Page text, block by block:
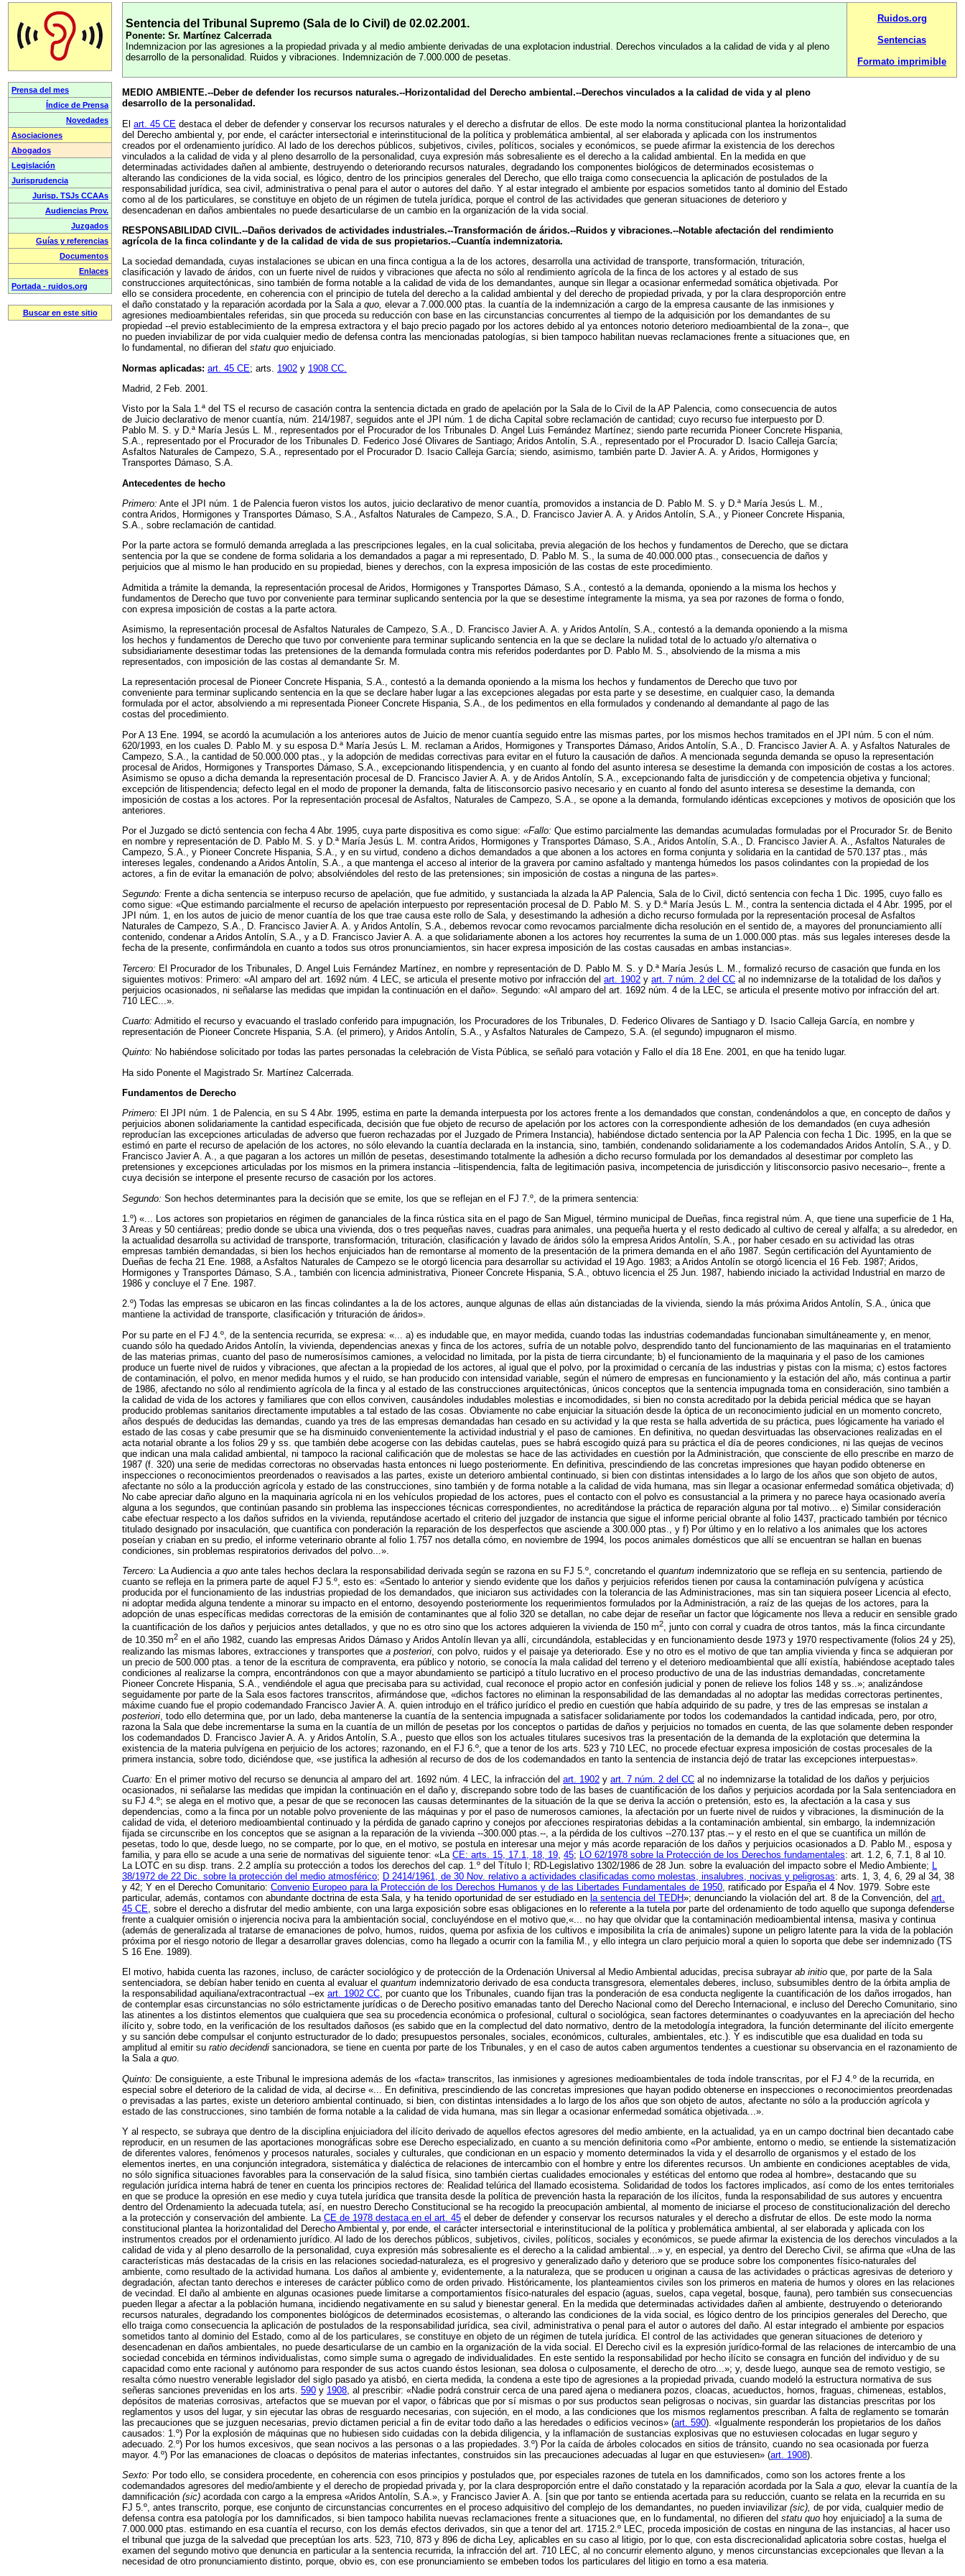
Sentencia del Tribunal Supremo (Sala de lo Civil) de 02.02.2001.
Ponente: Sr. Martínez Calcerrada
Indemnizacion por las agresiones a la propiedad privada y al medio ambiente derivadas de una explotacion industrial. Derechos vinculados a la calidad de vida y al pleno
desarrollo de la personalidad. Ruidos y vibraciones. Indemnización de 7.000.000 de pesetas.
Ruidos.org
Sentencias
Formato imprimible
MEDIO AMBIENTE.--Deber de defender los recursos naturales.--Horizontalidad del Derecho ambiental.--Derechos vinculados a la calidad de vida y al pleno
desarrollo de la personalidad.
El art. 45 CE destaca el deber de defender y conservar los recursos naturales y el derecho a disfrutar de ellos. De este modo la norma constitucional plantea la horizontalidad
del Derecho ambiental y, por ende, el carácter intersectorial e interinstitucional de la política y problemática ambiental, al ser elaborada y aplicada con los instrumentos
creados por el ordenamiento jurídico. Al lado de los derechos públicos, subjetivos, civiles, políticos, sociales y económicos, se puede afirmar la existencia de los derechos
vinculados a la calidad de vida y al pleno desarrollo de la personalidad, cuya expresión más sobresaliente es el derecho a la calidad ambiental. En la medida en que
determinadas actividades dañen al ambiente, destruyendo o deteriorando recursos naturales, degradando los componentes biológicos de determinados ecosistemas o
alterando las condiciones de la vida social, es lógico, dentro de los principios generales del Derecho, que ello traiga como consecuencia la aplicación de postulados de la
responsabilidad jurídica, sea civil, administrativa o penal para el autor o autores del daño. Y al estar integrado el ambiente por espacios sometidos tanto al dominio del Estado
como al de los particulares, se constituye en objeto de un régimen de tutela jurídica, porque el control de las actividades que generan situaciones de deterioro y
desencadenan en daños ambientales no puede desarticularse de un cambio en la organización de la vida social.
RESPONSABILIDAD CIVIL.--Daños derivados de actividades industriales.--Transformación de áridos.--Ruidos y vibraciones.--Notable afectación del rendimiento
agrícola de la finca colindante y de la calidad de vida de sus propietarios.--Cuantía indemnizatoria.
La sociedad demandada, cuyas instalaciones se ubican en una finca contigua a la de los actores, desarrolla una actividad de transporte, transformación, trituración,
clasificación y lavado de áridos, con un fuerte nivel de ruidos y vibraciones que afecta no sólo al rendimiento agrícola de la finca de los actores y al estado de sus
construcciones arquitectónicas, sino también de forma notable a la calidad de vida de los demandantes, aunque sin llegar a ocasionar enfermedad somática objetivada. Por
ello se considera procedente, en coherencia con el principio de tutela del derecho a la calidad ambiental y del derecho de propiedad privada, y por la clara desproporción entre
el daño constatado y la reparación acordada por la Sala a quo, elevar a 7.000.000 ptas. la cuantía de la indemnización a cargo de la empresa causante de las inmisiones y
agresiones medioambientales referidas, sin que proceda su reducción con base en las circunstancias concurrentes al tiempo de la adquisición por los demandantes de su
propiedad --el previo establecimiento de la empresa extractora y el bajo precio pagado por los actores debido al ya entonces notorio deterioro medioambiental de la zona--, que
no pueden inviabilizar de por vida cualquier medio de defensa contra las mencionadas patologías, si bien tampoco habilitan nuevas reclamaciones frente a situaciones que, en
lo fundamental, no difieran del statu quo enjuiciado.
Normas aplicadas: art. 45 CE; arts. 1902 y 1908 CC.
Madrid, 2 Feb. 2001.
Visto por la Sala 1.ª del TS el recurso de casación contra la sentencia dictada en grado de apelación por la Sala de lo Civil de la AP Palencia, como consecuencia de autos
de Juicio declarativo de menor cuantía, núm. 214/1987, seguidos ante el JPI núm. 1 de dicha Capital sobre reclamación de cantidad; cuyo recurso fue interpuesto por D.
Pablo M. S. y D.ª María Jesús L. M., representados por el Procurador de los Tribunales D. Angel Luis Fernández Martínez; siendo parte recurrida Pioneer Concrete Hispania,
S.A., representado por el Procurador de los Tribunales D. Federico José Olivares de Santiago; Aridos Antolín, S.A., representado por el Procurador D. Isacio Calleja García;
Asfaltos Naturales de Campezo, S.A., representado por el Procurador D. Isacio Calleja García; siendo, asimismo, también parte D. Javier A. A. y Aridos, Hormigones y
Transportes Dámaso, S.A.
Antecedentes de hecho
Primero: Ante el JPI núm. 1 de Palencia fueron vistos los autos, juicio declarativo de menor cuantía, promovidos a instancia de D. Pablo M. S. y D.ª María Jesús L. M.,
contra Aridos, Hormigones y Transportes Dámaso, S.A., Asfaltos Naturales de Campezo, S.A., D. Francisco Javier A. A. y Aridos Antolín, S.A., y Pioneer Concrete Hispania,
S.A., sobre reclamación de cantidad.
Por la parte actora se formuló demanda arreglada a las prescripciones legales, en la cual solicitaba, previa alegación de los hechos y fundamentos de Derecho, que se dictara
sentencia por la que se condene de forma solidaria a los demandados a pagar a mi representado, D. Pablo M. S., la suma de 40.000.000 ptas., consecuencia de daños y
perjuicios que al mismo le han producido en su propiedad, bienes y derechos, con la expresa imposición de las costas de este procedimiento.
Admitida a trámite la demanda, la representación procesal de Aridos, Hormigones y Transportes Dámaso, S.A., contestó a la demanda, oponiendo a la misma los hechos y
fundamentos de Derecho que tuvo por conveniente para terminar suplicando sentencia por la que se desestime íntegramente la misma, ya sea por razones de forma o fondo,
con expresa imposición de costas a la parte actora.
Asimismo, la representación procesal de Asfaltos Naturales de Campezo, S.A., D. Francisco Javier A. A. y Aridos Antolín, S.A., contestó a la demanda oponiendo a la misma
los hechos y fundamentos de Derecho que tuvo por conveniente para terminar suplicando sentencia en la que se declare la nulidad total de lo actuado y/o alternativa o
subsidiariamente desestimar todas las pretensiones de la demanda formulada contra mis referidos poderdantes por D. Pablo M. S., absolviendo de la misma a mis
representados, con imposición de las costas al demandante Sr. M.
La representación procesal de Pioneer Concrete Hispania, S.A., contestó a la demanda oponiendo a la misma los hechos y fundamentos de Derecho que tuvo por
conveniente para terminar suplicando sentencia en la que se declare haber lugar a las excepciones alegadas por esta parte y se desestime, en cualquier caso, la demanda
formulada por el actor, absolviendo a mi representada Pioneer Concrete Hispania, S.A., de los pedimentos en ella formulados y condenando al demandante al pago de las
costas del procedimiento.
Por A 13 Ene. 1994, se acordó la acumulación a los anteriores autos de Juicio de menor cuantía seguido entre las mismas partes, por los mismos hechos tramitados en el JPI núm. 5 con el núm.
620/1993, en los cuales D. Pablo M. y su esposa D.ª María Jesús L. M. reclaman a Aridos, Hormigones y Transportes Dámaso, Aridos Antolín, S.A., D. Francisco Javier A. A. y Asfaltos Naturales de
Campezo, S.A., la cantidad de 50.000.000 ptas., y la adopción de medidas correctivas para evitar en el futuro la causación de daños. A mencionada segunda demanda se opuso la representación
procesal de Aridos, Hormigones y Transportes Dámaso, S.A., excepcionando litispendencia, y en cuanto al fondo del asunto interesa se desestime la demanda con imposición de costas a los actores.
Asimismo se opuso a dicha demanda la representación procesal de D. Francisco Javier A. A. y de Aridos Antolín, S.A., excepcionando falta de jurisdicción y de competencia objetiva y funcional;
excepción de litispendencia; defecto legal en el modo de proponer la demanda, falta de litisconsorcio pasivo necesario y en cuanto al fondo del asunto interesa se desestime la demanda, con
imposición de costas a los actores. Por la representación procesal de Asfaltos, Naturales de Campezo, S.A., se opone a la demanda, formulando idénticas excepciones y motivos de oposición que los
anteriores.
Por el Juzgado se dictó sentencia con fecha 4 Abr. 1995, cuya parte dispositiva es como sigue: «Fallo: Que estimo parcialmente las demandas acumuladas formuladas por el Procurador Sr. de Benito
en nombre y representación de D. Pablo M. S. y D.ª María Jesús L. M. contra Aridos, Hormigones y Transportes Dámaso, S.A., Aridos Antolín, S.A., D. Francisco Javier A. A., Asfaltos Naturales de
Campezo, S.A., y Pioneer Concrete Hispania, S.A., y en su virtud, condeno a dichos demandados a que abonen a los actores en forma conjunta y solidaria en la cantidad de 570.137 ptas., más
intereses legales, condenando a Aridos Antolín, S.A., a que mantenga el acceso al interior de la gravera por camino asfaltado y mantenga húmedos los pasos colindantes con la propiedad de los
actores, a fin de evitar la emanación de polvo; absolviéndoles del resto de las pretensiones; sin imposición de costas a ninguna de las partes».
Segundo: Frente a dicha sentencia se interpuso recurso de apelación, que fue admitido, y sustanciada la alzada la AP Palencia, Sala de lo Civil, dictó sentencia con fecha 1 Dic. 1995, cuyo fallo es
como sigue: «Que estimando parcialmente el recurso de apelación interpuesto por representación procesal de D. Pablo M. S. y D.ª María Jesús L. M., contra la sentencia dictada el 4 Abr. 1995, por el
JPI núm. 1, en los autos de juicio de menor cuantía de los que trae causa este rollo de Sala, y desestimando la adhesión a dicho recurso formulada por la representación procesal de Asfaltos
Naturales de Campezo, S.A., D. Francisco Javier A. A. y Aridos Antolín, S.A., debemos revocar como revocamos parcialmente dicha resolución en el sentido de, a mayores del pronunciamiento allí
contenido, condenar a Aridos Antolín, S.A., y a D. Francisco Javier A. A. a que solidariamente abonen a los actores hoy recurrentes la suma de un 1.000.000 ptas. más sus legales intereses desde la
fecha de la presente, confirmándola en cuanto a todos sus otros pronunciamientos, sin hacer expresa imposición de las costas causadas en ambas instancias».
Tercero: El Procurador de los Tribunales, D. Angel Luis Fernández Martínez, en nombre y representación de D. Pablo M. S. y D.ª María Jesús L. M., formalizó recurso de casación que funda en los
siguientes motivos: Primero: «Al amparo del art. 1692 núm. 4 LEC, se articula el presente motivo por infracción del art. 1902 y art. 7 núm. 2 del CC al no indemnizarse de la totalidad de los daños y
perjuicios ocasionados, ni señalarse las medidas que impidan la continuación en el daño». Segundo: «Al amparo del art. 1692 núm. 4 de la LEC, se articula el presente motivo por infracción del art.
710 LEC...».
Cuarto: Admitido el recurso y evacuando el traslado conferido para impugnación, los Procuradores de los Tribunales, D. Federico Olivares de Santiago y D. Isacio Calleja García, en nombre y
representación de Pioneer Concrete Hispania, S.A. (el primero), y Aridos Antolín, S.A., y Asfaltos Naturales de Campezo, S.A. (el segundo) impugnaron el mismo.
Quinto: No habiéndose solicitado por todas las partes personadas la celebración de Vista Pública, se señaló para votación y Fallo el día 18 Ene. 2001, en que ha tenido lugar.
Ha sido Ponente el Magistrado Sr. Martínez Calcerrada.
Fundamentos de Derecho
Primero: El JPI núm. 1 de Palencia, en su S 4 Abr. 1995, estima en parte la demanda interpuesta por los actores frente a los demandados que constan, condenándolos a que, en concepto de daños y
perjuicios abonen solidariamente la cantidad especificada, decisión que fue objeto de recurso de apelación por los actores con la correspondiente adhesión de los demandados (en cuya adhesión
reproducían las excepciones articuladas de adverso que fueron rechazadas por el Juzgado de Primera Instancia), habiéndose dictado sentencia por la AP Palencia con fecha 1 Dic. 1995, en la que se
estimó en parte el recurso de apelación de los actores, no sólo elevando la cuantía declarada en la instancia, sino, también, condenando solidariamente a los codemandados Aridos Antolín, S.A., y D.
Francisco Javier A. A., a que pagaran a los actores un millón de pesetas, desestimando totalmente la adhesión a dicho recurso formulada por los demandados al desestimar por completo las
pretensiones y excepciones articuladas por los mismos en la primera instancia --litispendencia, falta de legitimación pasiva, incompetencia de jurisdicción y litisconsorcio pasivo necesario--, frente a
cuya decisión se interpone el presente recurso de casación por los actores.
Segundo: Son hechos determinantes para la decisión que se emite, los que se reflejan en el FJ 7.º, de la primera sentencia:
1.º) «... Los actores son propietarios en régimen de gananciales de la finca rústica sita en el pago de San Miguel, término municipal de Dueñas, finca registral núm. A, que tiene una superficie de 1 Ha,
3 Areas y 50 centiáreas; predio donde se ubica una vivienda, dos o tres pequeñas naves, cuadras para animales, una pequeña huerta y el resto dedicado al cultivo de cereal y alfalfa; a su alrededor, en
la actualidad desarrolla su actividad de transporte, transformación, trituración, clasificación y lavado de áridos sólo la empresa Aridos Antolín, S.A., por haber cesado en su actividad las otras
empresas también demandadas, si bien los hechos enjuiciados han de remontarse al momento de la presentación de la primera demanda en el año 1987. Según certificación del Ayuntamiento de
Dueñas de fecha 21 Ene. 1988, a Asfaltos Naturales de Campezo se le otorgó licencia para desarrollar su actividad el 19 Ago. 1983; a Aridos Antolín se otorgó licencia el 16 Feb. 1987; Aridos,
Hormigones y Transportes Dámaso, S.A., también con licencia administrativa, Pioneer Concrete Hispania, S.A., obtuvo licencia el 25 Jun. 1987, habiendo iniciado la actividad Industrial en marzo de
1986 y concluye el 7 Ene. 1987.
2.º) Todas las empresas se ubicaron en las fincas colindantes a la de los actores, aunque algunas de ellas aún distanciadas de la vivienda, siendo la más próxima Aridos Antolín, S.A., única que
mantiene la actividad de transporte, clasificación y trituración de áridos».
Por su parte en el FJ 4.º, de la sentencia recurrida, se expresa: «... a) es indudable que, en mayor medida, cuando todas las industrias codemandadas funcionaban simultáneamente y, en menor,
cuando sólo ha quedado Aridos Antolín, la vivienda, dependencias anexas y finca de los actores, sufría de un notable polvo, desprendido tanto del funcionamiento de las maquinarias en el tratamiento
de las materias primas, cuanto del paso de numerosísimos camiones, a velocidad no limitada, por la pista de tierra circundante; b) el funcionamiento de la maquinaria y el paso de los camiones
produce un fuerte nivel de ruidos y vibraciones, que afectan a la propiedad de los actores, al igual que el polvo, por la proximidad o cercanía de las industrias y pistas con la misma; c) estos factores
de contaminación, el polvo, en menor medida humos y el ruido, se han producido con intensidad variable, según el número de empresas en funcionamiento y la estación del año, más continua a partir
de 1986, afectando no sólo al rendimiento agrícola de la finca y al estado de las construcciones arquitectónicas, únicos conceptos que la sentencia impugnada toma en consideración, sino también a
la calidad de vida de los actores y familiares que con ellos conviven, causándoles indudables molestias e incomodidades, si bien no consta acreditado por la debida pericial médica que se hayan
producido problemas sanitarios directamente imputables a tal estado de las cosas. Obviamente no cabe enjuiciar la situación desde la óptica de un reconocimiento judicial en un momento concreto,
años después de deducidas las demandas, cuando ya tres de las empresas demandadas han cesado en su actividad y la que resta se halla advertida de su práctica, pues lógicamente ha variado el
estado de las cosas y cabe presumir que se ha disminuido convenientemente la actividad industrial y el paso de camiones. En definitiva, no quedan desvirtuadas las observaciones realizadas en el
acta notarial obrante a los folios 29 y ss. que también debe acogerse con las debidas cautelas, pues se habrá escogido quizá para su práctica el día de peores condiciones, ni las quejas de vecinos
que indican una mala calidad ambiental, ni tampoco la racional calificación que de molestas se hace de las actividades en cuestión por la Administración, que consciente de ello prescribe en marzo de
1987 (f. 320) una serie de medidas correctoras no observadas hasta entonces ni luego posteriormente. En definitiva, prescindiendo de las concretas impresiones que hayan podido obtenerse en
inspecciones o reconocimientos preordenados o reavisados a las partes, existe un deterioro ambiental continuado, si bien con distintas intensidades a lo largo de los años que son objeto de autos,
afectante no sólo a la producción agrícola y estado de las construcciones, sino también y de forma notable a la calidad de vida humana, mas sin llegar a ocasionar enfermedad somática objetivada; d)
No cabe apreciar daño alguno en la maquinaria agrícola ni en los vehículos propiedad de los actores, pues el contacto con el polvo es consustancial a la primera y no parece haya ocasionado avería
alguna a los segundos, que continúan pasando sin problema las inspecciones técnicas correspondientes, no acreditándose la práctica de reparación alguna por tal motivo... e) Similar consideración
cabe efectuar respecto a los daños sufridos en la vivienda, reputándose acertado el criterio del juzgador de instancia que sigue el informe pericial obrante al folio 1437, practicado también por técnico
titulado designado por insaculación, que cuantifica con ponderación la reparación de los desperfectos que asciende a 300.000 ptas., y f) Por último y en lo relativo a los animales que los actores
poseían y criaban en su predio, el informe veterinario obrante al folio 1.757 nos detalla cómo, en noviembre de 1994, los pocos animales domésticos que allí se encuentran se hallan en buenas
condiciones, sin problemas respiratorios derivados del polvo...».
Tercero: La Audiencia a quo ante tales hechos declara la responsabilidad derivada según se razona en su FJ 5.º, concretando el quantum indemnizatorio que se refleja en su sentencia, partiendo de
cuanto se refleja en la primera parte de aquel FJ 5.º, esto es: «Sentado lo anterior y siendo evidente que los daños y perjuicios referidos tienen por causa la contaminación pulvígena y acústica
producida por el funcionamiento de las industrias propiedad de los demandados, que iniciaron sus actividades con la tolerancia de las Administraciones, mas sin tan siquiera poseer Licencia al efecto,
ni adoptar medida alguna tendente a minorar su impacto en el entorno, desoyendo posteriormente los requerimientos formulados por la Administración, a raíz de las quejas de los actores, para la
adopción de unas específicas medidas correctoras de la emisión de contaminantes que al folio 320 se detallan, no cabe dejar de reseñar un factor que lógicamente nos lleva a reducir en sensible grado
la cuantificación de los daños y perjuicios antes detallados, y que no es otro sino que los actores adquieren la vivienda de 150 m2, junto con corral y cuadra de otros tantos, más la finca circundante
de 10.350 m2 en el año 1982, cuando las empresas Aridos Dámaso y Aridos Antolín llevan ya allí, circundándola, establecidas y en funcionamiento desde 1973 y 1970 respectivamente (folios 24 y 25),
realizando las mismas labores, extracciones y transportes que a posteriori , con polvo, ruidos y el paisaje ya deteriorado. Ese y no otro es el motivo de que tan amplia vivienda y finca se adquieran por
un precio de 500.000 ptas. a tenor de la escritura de compraventa, era público y notorio, se conocía la mala calidad del terreno y el deterioro medioambiental que allí existía, habiéndose aceptado tales
condiciones al realizarse la compra, encontrándonos con que a mayor abundamiento se participó a título lucrativo en el proceso productivo de una de las industrias demandadas, concretamente
Pioneer Concrete Hispania, S.A., vendiéndole el agua que precisaba para su actividad, cual reconoce el propio actor en confesión judicial y ponen de relieve los folios 148 y ss..»; analizándose
seguidamente por parte de la Sala esos factores transcritos, afirmándose que, «dichos factores no eliminan la responsabilidad de las demandadas al no adoptar las medidas correctoras pertinentes,
máxime cuando fue el propio codemandado Francisco Javier A. A. quien introdujo en el tráfico jurídico el predio en cuestión que había adquirido de su padre, y tres de las empresas se instalan a
posteriori , todo ello determina que, por un lado, deba mantenerse la cuantía de la sentencia impugnada a satisfacer solidariamente por todos los codemandados la cantidad indicada, pero, por otro,
razona la Sala que debe incrementarse la suma en la cuantía de un millón de pesetas por los conceptos o partidas de daños y perjuicios no tomados en cuenta, de las que solamente deben responder
los codemandados D. Francisco Javier A. A. y Aridos Antolín, S.A., puesto que ellos son los actuales titulares sucesivos tras la presentación de la demanda de la explotación que determina la
existencia de la materia pulvígena en perjuicio de los actores; razonando, en el FJ 6.º, que a tenor de los arts. 523 y 710 LEC, no procede efectuar expresa imposición de costas procesales de la
primera instancia, sobre todo, diciéndose que, «se justifica la adhesión al recurso de dos de los codemandados en tanto la sentencia de instancia dejó de tratar las excepciones interpuestas».
Cuarto: En el primer motivo del recurso se denuncia al amparo del art. 1692 núm. 4 LEC, la infracción del art. 1902 y art. 7 núm. 2 del CC al no indemnizarse la totalidad de los daños y perjuicios
ocasionados, ni señalarse las medidas que impidan la continuación en el daño y, discrepando sobre todo de las bases de cuantificación de los daños y perjuicios acordada por la Sala sentenciadora en
su FJ 4.º; se alega en el motivo que, a pesar de que se reconocen las causas determinantes de la situación de la que se deriva la acción o pretensión, esto es, la afectación a la casa y sus
dependencias, como a la finca por un notable polvo proveniente de las máquinas y por el paso de numerosos camiones, la afectación por un fuerte nivel de ruidos y vibraciones, la disminución de la
calidad de vida, el deterioro medioambiental continuado y la pérdida de ganado caprino y conejos por afecciones respiratorias debidas a la contaminación ambiental, sin embargo, la indemnización
fijada se circunscribe en los conceptos que se asignan a la reparación de la vivienda --300.000 ptas.--, a la pérdida de los cultivos --270.137 ptas.-- y el resto en el que se cuantifica un millón de
pesetas, todo lo que, desde luego, no se comparte, por lo que, en el motivo, se postula en interesar una mejor y más acorde reparación de los daños y perjuicios ocasionados a D. Pablo M., esposa y
familia, y para ello se acude a una serie de normativas del siguiente tenor: «La CE: arts. 15, 17.1, 18, 19, 45; LO 62/1978 sobre la Protección de los Derechos fundamentales: art. 1.2, 6, 7.1, 8 al 10.
La LOTC en su disp. trans. 2.2 amplía su protección a todos los derechos del cap. 1.º del Título I; RD-Legislativo 1302/1986 de 28 Jun. sobre la evaluación del impacto sobre el Medio Ambiente; L
38/1972 de 22 Dic. sobre la protección del medio atmosférico; D 2414/1961, de 30 Nov. relativo a actividades clasificadas como molestas, insalubres, nocivas y peligrosas: arts. 1, 3, 4, 6, 29 al 34, 38
y 42; Y en el Derecho Comunitario: Convenio Europeo para la Protección de los Derechos Humanos y de las Libertades Fundamentales de 1950, ratificado por España el 4 Nov. 1979. Sobre este
particular, además, contamos con abundante doctrina de esta Sala, y ha tenido oportunidad de ser estudiado en la sentencia del TEDH»; denunciando la violación del art. 8 de la Convención, del art.
45 CE, sobre el derecho a disfrutar del medio ambiente, con una larga exposición sobre esas obligaciones en lo referente a la tutela por parte del ordenamiento de todo aquello que suponga defenderse
frente a cualquier omisión o injerencia nociva para la ambientación social, concluyéndose en el motivo que,«... no hay que olvidar que la contaminación medioambiental intensa, masiva y continua
(además de generalizada al tratarse de emanaciones de polvo, humos, ruidos, quema por asfixia de los cultivos e imposibilita la cría de animales) supone un peligro latente para la vida de la población
próxima por el riesgo notorio de llegar a desarrollar graves dolencias, como ha llegado a ocurrir con la familia M., y ello integra un claro perjuicio moral a quien lo soporta que debe ser indemnizado (TS
S 16 Ene. 1989).
El motivo, habida cuenta las razones, incluso, de carácter sociológico y de protección de la Ordenación Universal al Medio Ambiental aducidas, precisa subrayar ab initio que, por parte de la Sala
sentenciadora, se debían haber tenido en cuenta al evaluar el quantum indemnizatorio derivado de esa conducta transgresora, elementales deberes, incluso, subsumibles dentro de la órbita amplia de
la responsabilidad aquiliana/extracontractual --ex art. 1902 CC, por cuanto que los Tribunales, cuando fijan tras la ponderación de esa conducta negligente la cuantificación de los daños irrogados, han
de contemplar esas circunstancias no sólo estrictamente jurídicas o de Derecho positivo emanadas tanto del Derecho Nacional como del Derecho Internacional, e incluso del Derecho Comunitario, sino
las atinentes a los distintos elementos que cualquiera que sea su procedencia económica o profesional, cultural o sociológica, sean factores determinantes o coadyuvantes en la apreciación del hecho
ilícito y, sobre todo, en la verificación de los resultados dañosos (es sabido que en la complectud del dato normativo, dentro de la metodología integradora, la función determinante del ilícito emergente
y su sanción debe compulsar el conjunto estructurador de lo dado; presupuestos personales, sociales, económicos, culturales, ambientales, etc.). Y es indiscutible que esa dualidad en toda su
amplitud al emitir su ratio decidendi sancionadora, se tiene en cuenta por parte de los Tribunales, y en el caso de autos caben argumentos tendentes a cuestionar su observancia en el razonamiento de
la Sala a quo.
Quinto: De consiguiente, a este Tribunal le impresiona además de los «facta» transcritos, las inmisiones y agresiones medioambientales de toda índole transcritas, por el FJ 4.º de la recurrida, en
especial sobre el deterioro de la calidad de vida, al decirse «... En definitiva, prescindiendo de las concretas impresiones que hayan podido obtenerse en inspecciones o reconocimientos preordenadas
o previsadas a las partes, existe un deterioro ambiental continuado, si bien, con distintas intensidades a lo largo de los años que son objeto de autos, afectante no sólo a la producción agrícola y
estado de las construcciones, sino también de forma notable a la calidad de vida humana, mas sin llegar a ocasionar enfermedad somática objetivada...».
Y al respecto, se subraya que dentro de la disciplina enjuiciadora del ilícito derivado de aquellos efectos agresores del medio ambiente, en la actualidad, ya en un campo doctrinal bien decantado cabe
reproducir, en un resumen de las aportaciones monográficas sobre ese Derecho especializado, en cuanto a su mención definitoria como «Por ambiente, entorno o medio, se entiende la sistematización
de diferentes valores, fenómenos y procesos naturales, sociales y culturales, que condicionan en un espacio y momento determinados la vida y el desarrollo de organismos y el estado de los
elementos inertes, en una conjunción integradora, sistemática y dialéctica de relaciones de intercambio con el hombre y entre los diferentes recursos. Un ambiente en condiciones aceptables de vida,
no sólo significa situaciones favorables para la conservación de la salud física, sino también ciertas cualidades emocionales y estéticas del entorno que rodea al hombre», destacando que su
regulación jurídica interna habrá de tener en cuenta los principios rectores de: Realidad telúrica del llamado ecosistema. Solidaridad de todos los factores implicados, así como de los entes territoriales
en que se produce la opresión en ese medio y cuya tutela jurídica que transita desde la política de prevención hasta la reparación de los ilícitos, funda la responsabilidad de sus autores y encuentra
dentro del Ordenamiento la adecuada tutela; así, en nuestro Derecho Constitucional se ha recogido la preocupación ambiental, al momento de iniciarse el proceso de constitucionalización del derecho
a la protección y conservación del ambiente. La CE de 1978 destaca en el art. 45 el deber de defender y conservar los recursos naturales y el derecho a disfrutar de ellos. De este modo la norma
constitucional plantea la horizontalidad del Derecho Ambiental y, por ende, el carácter intersectorial e interinstitucional de la política y problemática ambiental, al ser elaborada y aplicada con los
instrumentos creados por el ordenamiento jurídico. Al lado de los derechos públicos, subjetivos, civiles, políticos, sociales y económicos, se puede afirmar la existencia de los derechos vinculados a la
calidad de vida y al pleno desarrollo de la personalidad, cuya expresión más sobresaliente es el derecho a la calidad ambiental...» y, en especial, ya dentro del Derecho Civil, se afirma que «Una de las
características más destacadas de la crisis en las relaciones sociedad-naturaleza, es el progresivo y generalizado daño y deterioro que se produce sobre los componentes físico-naturales del
ambiente, como resultado de la actividad humana. Los daños al ambiente y, evidentemente, a la naturaleza, que se producen u originan a causa de las actividades o prácticas agresivas de deterioro y
degradación, afectan tanto derechos e intereses de carácter público como de orden privado. Históricamente, los planteamientos civiles son los primeros en materia de humos y olores en las relaciones
de vecindad. El daño al ambiente en algunas ocasiones puede limitarse a comportamientos físico-naturales del espacio (aguas, suelos, capa vegetal, bosque, fauna), pero también sus consecuencias
pueden llegar a afectar a la población humana, incidiendo negativamente en su salud y bienestar general. En la medida que determinadas actividades dañen al ambiente, destruyendo o deteriorando
recursos naturales, degradando los componentes biológicos de determinados ecosistemas, o alterando las condiciones de la vida social, es lógico dentro de los principios generales del Derecho, que
ello traiga como consecuencia la aplicación de postulados de la responsabilidad jurídica, sea civil, administrativa o penal para el autor o autores del daño. Al estar integrado el ambiente por espacios
sometidos tanto al dominio del Estado, como al de los particulares, se constituye en objeto de un régimen de tutela jurídica. El control de las actividades que generan situaciones de deterioro y
desencadenan en daños ambientales, no puede desarticularse de un cambio en la organización de la vida social. El Derecho civil es la expresión jurídico-formal de las relaciones de intercambio de una
sociedad concebida en términos individualistas, como simple suma o agregado de individualidades. En este sentido la responsabilidad por hecho ilícito se consagra en función del individuo y de su
capacidad como ente racional y autónomo para responder de sus actos cuando éstos lesionan, sea dolosa o culposamente, el derecho de otro...»; y, desde luego, aunque sea de remoto vestigio, se
resalta cómo nuestro venerable legislador del siglo pasado ya atisbó, en cierta medida, la condena a este tipo de agresiones a la propiedad privada, cuando modeló la estructura normativa de sus
señeras sanciones prevenidas en los arts. 590 y 1908, al prescribir: «Nadie podrá construir cerca de una pared ajena o medianera pozos, cloacas, acueductos, hornos, fraguas, chimeneas, establos,
depósitos de materias corrosivas, artefactos que se muevan por el vapor, o fábricas que por sí mismas o por sus productos sean peligrosas o nocivas, sin guardar las distancias prescritas por los
reglamentos y usos del lugar, y sin ejecutar las obras de resguardo necesarias, con sujeción, en el modo, a las condiciones que los mismos reglamentos prescriban. A falta de reglamento se tomarán
las precauciones que se juzguen necesarias, previo dictamen pericial a fin de evitar todo daño a las heredades o edificios vecinos» (art. 590). «Igualmente responderán los propietarios de los daños
causados: 1.º) Por la explosión de máquinas que no hubiesen sido cuidadas con la debida diligencia, y la inflamación de sustancias explosivas que no estuviesen colocadas en lugar seguro y
adecuado. 2.º) Por los humos excesivos, que sean nocivos a las personas o a las propiedades. 3.º) Por la caída de árboles colocados en sitios de tránsito, cuando no sea ocasionada por fuerza
mayor. 4.º) Por las emanaciones de cloacas o depósitos de materias infectantes, construidos sin las precauciones adecuadas al lugar en que estuviesen» (art. 1908).
Sexto: Por todo ello, se considera procedente, en coherencia con esos principios y postulados que, por especiales razones de tutela en los damnificados, como son los actores frente a los
codemandados agresores del medio/ambiente y el derecho de propiedad privada y, por la clara desproporción entre el daño constatado y la reparación acordada por la Sala a quo, elevar la cuantía de la
damnificación (sic) acordada con cargo a la empresa «Aridos Antolín, S.A.», y Francisco Javier A. A. [sin que por tanto se entienda acertada para su reducción, cuanto se relata en la recurrida en su
FJ 5.º, antes transcrito, porque, ese conjunto de circunstancias concurrentes en el proceso adquisitivo del complejo de los demandantes, no pueden inviavilizar (sic), de por vida, cualquier medio de
defensa contra esa patología por los damnificados, si bien tampoco habilita nuevas reclamaciones frente a situaciones que, en lo fundamental, no difieren del statu quo hoy enjuiciado] a la suma de
7.000.000 ptas. estimando en esa cuantía el recurso, con los demás efectos derivados, sin que a tenor del art. 1715.2.º LEC, proceda imposición de costas en ninguna de las instancias, al hacer uso
el tribunal que juzga de la salvedad que preceptúan los arts. 523, 710, 873 y 896 de dicha Ley, aplicables en su caso al litigio, por lo que, con esta discrecionalidad aplicatoria sobre costas, huelga el
examen del segundo motivo que denuncia en particular a la sentencia recurrida, la infracción del art. 710 LEC, al no concurrir elemento alguno, y menos circunstancias excepcionales que llevan a la
necesidad de otro pronunciamiento distinto, porque, obvio es, con ese pronunciamiento se embeben todos los particulares del litigio en torno a esa materia.